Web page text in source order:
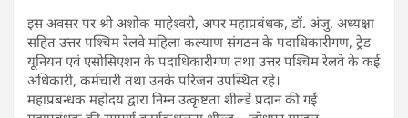
इस अवसर पर श्री अशोक माहेश्वरी, अपर महाप्रबंधक, डॉ. अंजु, अध्यक्षा
सहित उत्तर पश्चिम रेलवे महिला कल्याण संगठन के पदाधिकारीगण, ट्रेड
यूनियन एवं एसोसिएशन के पदाधिकारीगण तथा उत्तर पश्चिम रेलवे के कई
अधिकारी, कर्मचारी तथा उनके परिजन उपस्थित रहे।
महाप्रबन्धक महोदय द्वारा निम्न उत्कृष्टता शील्डें प्रदान की गईं